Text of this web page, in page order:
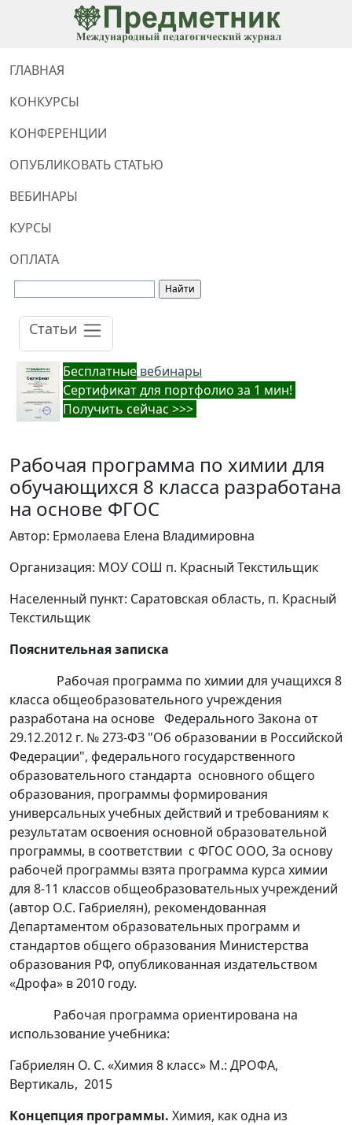
ГЛАВНАЯ
КОНКУРСЫ
КОНФЕРЕНЦИИ
ОПУБЛИКОВАТЬ СТАТЬЮ
ВЕБИНАРЫ
КУРСЫ
ОПЛАТА
Статьи
Бесплатные вебинары
Cертификат для портфолио за 1 мин!
Получить сейчас >>>
Рабочая программа по химии для
обучающихся 8 класса разработана
на основе ФГОС
Автор: Ермолаева Елена Владимировна
Организация: МОУ СОШ п. Красный Текстильщик
Населенный пункт: Саратовская область, п. Красный
Текстильщик
Пояснительная записка
Рабочая программа по химии для учащихся 8
класса общеобразовательного учреждения
разработана на основе Федерального Закона от
29.12.2012 г. № 273-ФЗ "Об образовании в Российской
Федерации", федерального государственного
образовательного стандарта основного общего
образования, программы формирования
универсальных учебных действий и требованиям к
результатам освоения основной образовательной
программы, в соответствии с ФГОС ООО, За основу
рабочей программы взята программа курса химии
для 8-11 классов общеобразовательных учреждений
(автор О.С. Габриелян), рекомендованная
Департаментом образовательных программ и
стандартов общего образования Министерства
образования РФ, опубликованная издательством
«Дрофа» в 2010 году.
Рабочая программа ориентирована на
использование учебника:
Габриелян О. С. «Химия 8 класс» М.: ДРОФА,
Вертикаль, 2015
Концепция программы. Химия, как одна из